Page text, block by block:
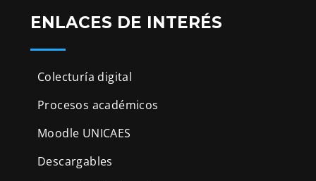
ENLACES DE INTERÉS
Colecturía digital
Procesos académicos
Moodle UNICAES
Descargables